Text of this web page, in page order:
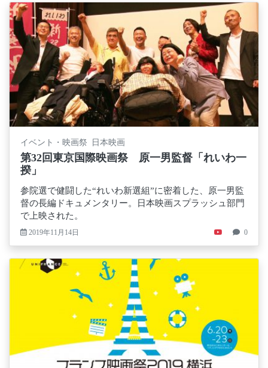
イベント・映画祭 日本映画
第32回東京国際映画祭 原一男監督「れいわ一
揆」
参院選で健闘した“れいわ新選組”に密着した、原一男監
督の長編ドキュメンタリー。日本映画スプラッシュ部門
で上映された。
2019年11月14日 0